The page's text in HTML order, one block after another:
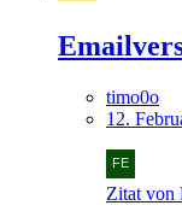
timo0o
12.
Zitat von